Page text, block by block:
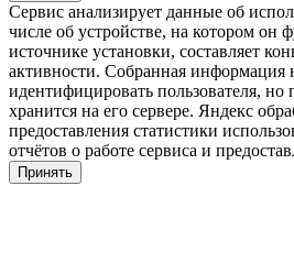
Сервис анализирует данные об
числе об устройстве, на котором он
источнике установки, составляет
активности. Собранная информация
идентифицировать пользователя, но
хранится на его сервере. Яндекс
предоставления статистики
отчётов о работе сервиса и
Принять